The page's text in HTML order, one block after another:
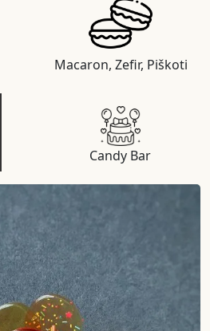
Macaron, Zefir, Piškoti
Candy Bar